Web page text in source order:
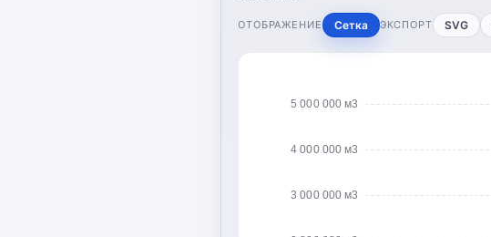
ОТОБРАЖЕНИЕ Сетка ЭКСПОРТ SVG
3 000 000 м3
4 000 000 м3
5 000 000 м3